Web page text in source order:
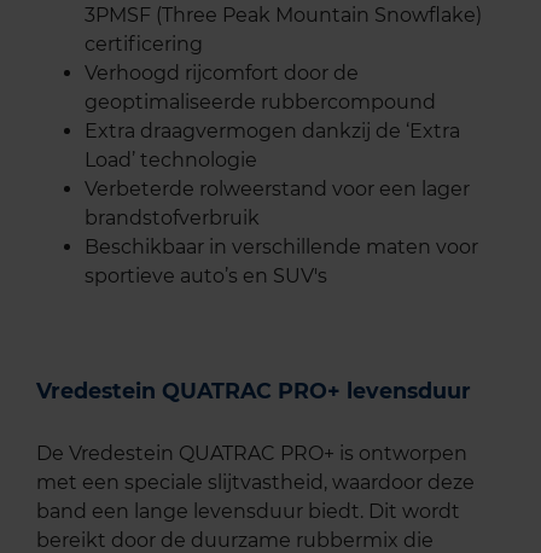
3PMSF (Three Peak Mountain Snowflake)
certificering
Verhoogd rijcomfort door de
geoptimaliseerde rubbercompound
Extra draagvermogen dankzij de ‘Extra
Load’ technologie
Verbeterde rolweerstand voor een lager
brandstofverbruik
Beschikbaar in verschillende maten voor
sportieve auto’s en SUV's
Vredestein QUATRAC PRO+ levensduur
De Vredestein QUATRAC PRO+ is ontworpen
met een speciale slijtvastheid, waardoor deze
band een lange levensduur biedt. Dit wordt
bereikt door de duurzame rubbermix die